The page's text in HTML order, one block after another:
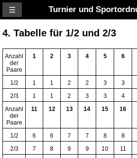
Turnier und
☰
4. Tabelle für 1/2 und 2/3
Anzahl
der
Paare
1 2 3 4 5 6
1/2 1 1 2 2 3 3
2/3
1 1 2 3 3 4
Anzahl
der
Paare
11 12 13 14 15 16
1/2 6 6 7 7 8 8
2/3
7 8 9 9 10 11